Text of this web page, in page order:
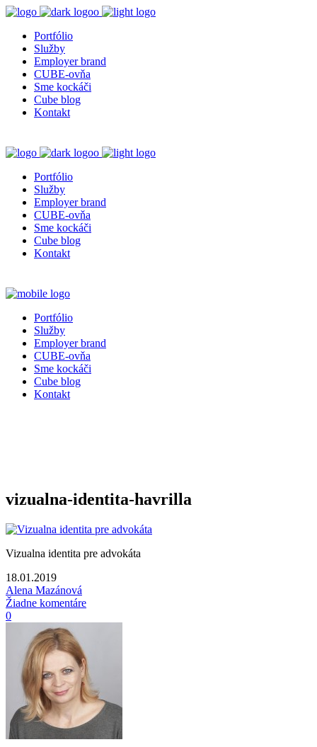
Portfólio
Služby
Employer brand
CUBE-ovňa
Sme kockáči
Cube blog
Kontakt
Portfólio
Služby
Employer brand
CUBE-ovňa
Sme kockáči
Cube blog
Kontakt
Portfólio
Služby
Employer brand
CUBE-ovňa
Sme kockáči
Cube blog
Kontakt
vizualna-identita-havrilla
Vizualna identita pre advokáta
18.01.2019
Alena Mazánová
Žiadne komentáre
0